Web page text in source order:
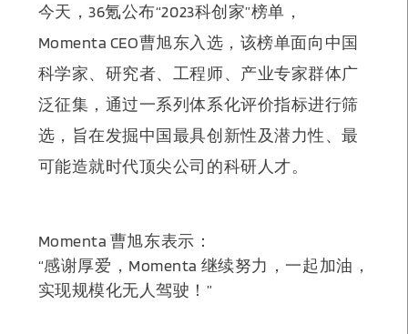
今天，36氪公布“2023科创家”榜单 ，
Momenta CEO曹旭东入选 ，该榜单面向中国
科学家、研究者、工程师、产业专家群体广
泛征集，通过一系列体系化评价指标进行筛
选，旨在发掘中国最具创新性及潜力性、最
可能造就时代顶尖公司的科研人才。
Momenta 曹旭东表示：
“感谢厚爱，Momenta 继续努力，一起加油，
实现规模化无人驾驶！”